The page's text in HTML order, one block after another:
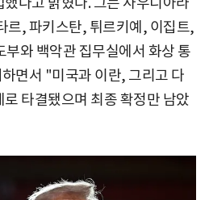
르, 파키스탄, 튀르키예, 이집트,
와 백악관 집무실에서 화상 통
면서 "미국과 이란, 그리고 다
타결됐으며 최종 확정만 남았